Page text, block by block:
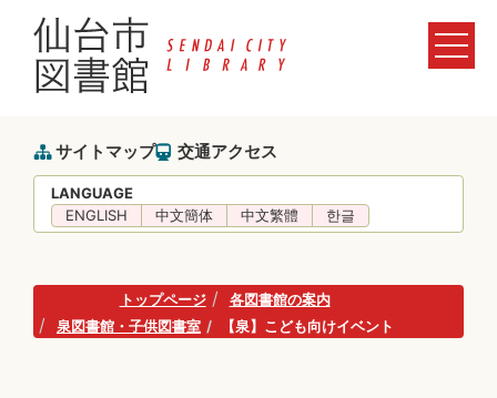
サイトマップ 交通アクセス
LANGUAGE
ENGLISH
中文簡体 中文繁體 한글
トップページ
各図書館の案内
泉図書館・子供図書室
【泉】こども向けイベント